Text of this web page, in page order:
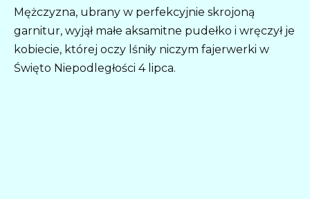
Mężczyzna, ubrany w perfekcyjnie skrojoną
garnitur, wyjął małe aksamitne pudełko i wręczył je
kobiecie, której oczy lśniły niczym fajerwerki w
Święto Niepodległości 4 lipca.